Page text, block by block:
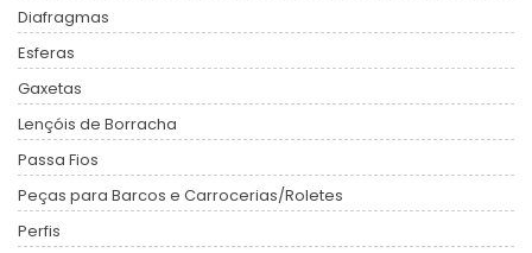
Diafragmas
Esferas
Gaxetas
Lençóis de Borracha
Passa Fios
Peças para Barcos e Carrocerias/Roletes
Perfis